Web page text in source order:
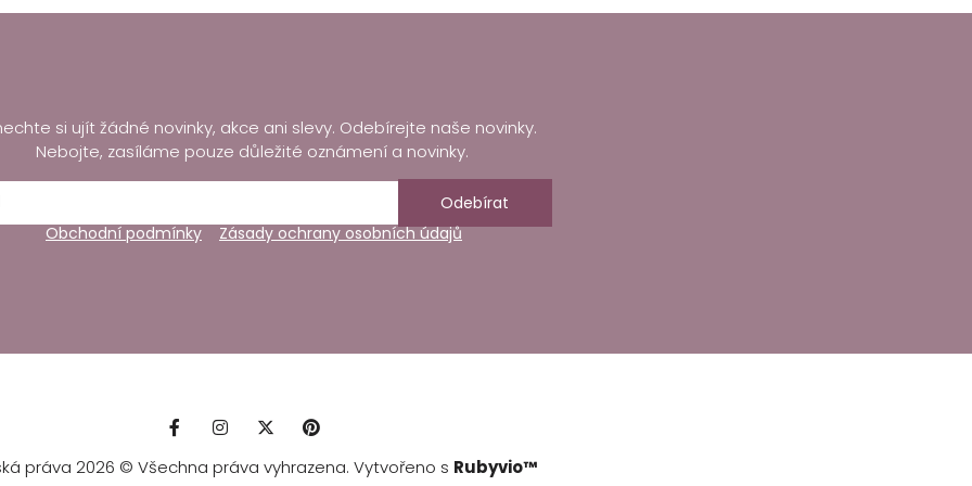
si ujít žádné novinky, akce ani slevy. Odebírejte naše novinky.
Nebojte, zasíláme pouze důležité oznámení a novinky.
Odebírat
Obchodní podmínky
Zásady ochrany osobních údajů
práva 2026 © Všechna práva vyhrazena. Vytvořeno s Rubyvio™